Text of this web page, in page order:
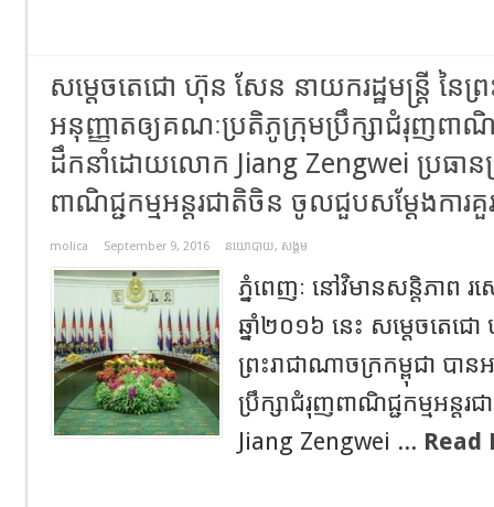
សម្តេចតេជោ ហ៊ុន សែន នាយករដ្ឋមន្ត្រី នៃព្រ
អនុញ្ញាតឲ្យគណៈប្រតិភូក្រុមប្រឹក្សាជំរុញពាណិជ្
ដឹកនាំដោយលោក Jiang Zengwei ប្រធាន
ពាណិជ្ជកម្មអន្តរជាតិចិន ចូលជួបសម្តែងការគួ
molica September 9, 2016 នយោបាយ, សង្គម
ភ្នំពេញៈ នៅវិមានសន្តិភាព រ
ឆ្នាំ២០១៦ នេះ សម្តេចតេជ
ព្រះរាជាណាចក្រកម្ពុជា បា
ប្រឹក្សាជំរុញពាណិជ្ជកម្មអន្
Jiang Zengwei ... Read